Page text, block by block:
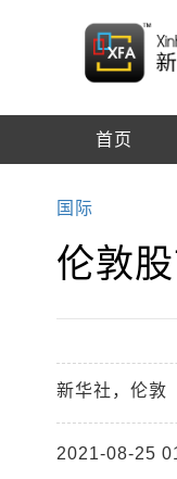
首页
国际
伦敦
新华社，伦敦
2021-08-25